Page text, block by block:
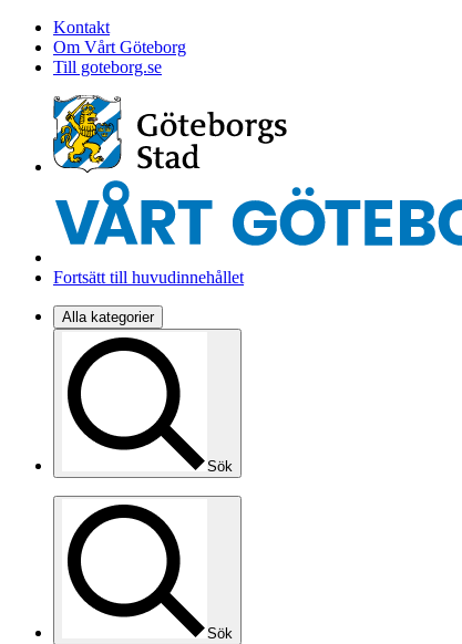
Kontakt
Om Vårt Göteborg
Till goteborg.se
Fortsätt till huvudinnehållet
Alla kategorier
Sök
Sök